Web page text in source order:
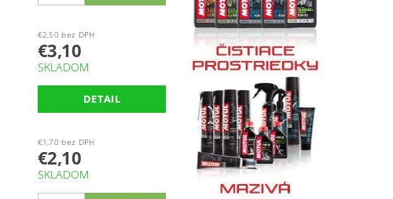
€2,50 bez DPH
€3,10
SKLADOM
DETAIL
€1,70 bez DPH
€2,10
SKLADOM